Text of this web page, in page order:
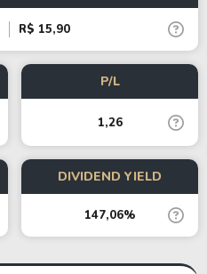
R$ 15,90
P/L
1,26
DIVIDEND YIELD
147,06%